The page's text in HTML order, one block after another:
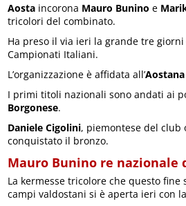
Aosta incorona Mauro Bunino e
tricolori del combinato.
Ha preso il via ieri la grande tre
Campionati Italiani.
L’organizzazione è affidata all’
I primi titoli nazionali sono andati ai
Borgonese.
Daniele Cigolini, piemontese del club
conquistato il bronzo.
Mauro Bunino re nazionale
La kermesse tricolore che questo fine
campi valdostani si è aperta ieri con